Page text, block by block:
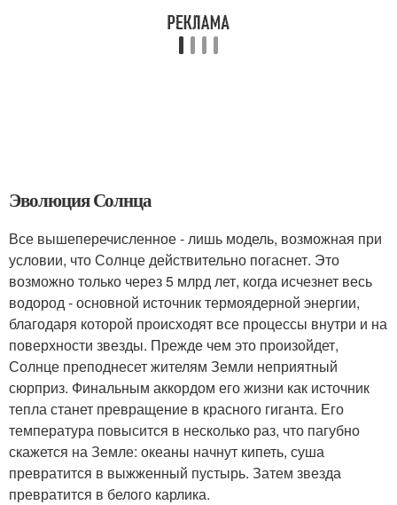
Эволюция Солнца
Все вышеперечисленное - лишь модель, возможная при
условии, что Солнце действительно погаснет. Это
возможно только через 5 млрд лет, когда исчезнет весь
водород - основной источник термоядерной энергии,
благодаря которой происходят все процессы внутри и на
поверхности звезды. Прежде чем это произойдет,
Солнце преподнесет жителям Земли неприятный
сюрприз. Финальным аккордом его жизни как источник
тепла станет превращение в красного гиганта. Его
температура повысится в несколько раз, что пагубно
скажется на Земле: океаны начнут кипеть, суша
превратится в выжженный пустырь. Затем звезда
превратится в белого карлика.